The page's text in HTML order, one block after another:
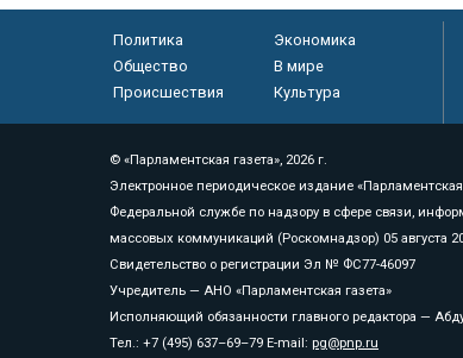
Политика
Экономика
Общество
В мире
Происшествия
Культура
© «Парламентская газета», 2026 г.
Электронное периодическое издание «Парламентская
Федеральной службе по надзору в сфере связи,
массовых коммуникаций (Роскомнадзор) 05 августа
Свидетельство о регистрации Эл № ФС77-46097
Учредитель — АНО «Парламентская газета»
Исполняющий обязанности главного редактора —
Тел.: +7 (495) 637–69–79 E-mail: pg@pnp.ru